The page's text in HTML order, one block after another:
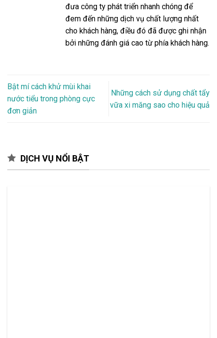
đưa công ty phát triển nhanh chóng để
đem đến những dịch vụ chất lượng nhất
cho khách hàng, điều đó đã được ghi nhận
bởi những đánh giá cao từ phía khách hàng.
Bật mí cách khử mùi khai
nước tiểu trong phòng cực
đơn giản
Những cách sử dụng chất tẩy
vữa xi măng sao cho hiệu quả
DỊCH VỤ NỔI BẬT